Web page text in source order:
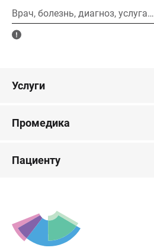
Врач, болезнь, диагноз, услуга…
Услуги
Промедика
Пациенту